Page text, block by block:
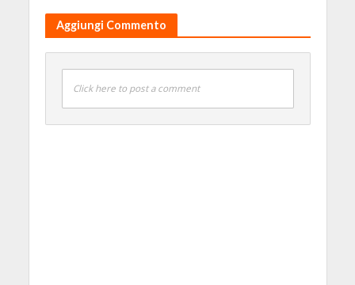
Aggiungi Commento
Click here to post a comment